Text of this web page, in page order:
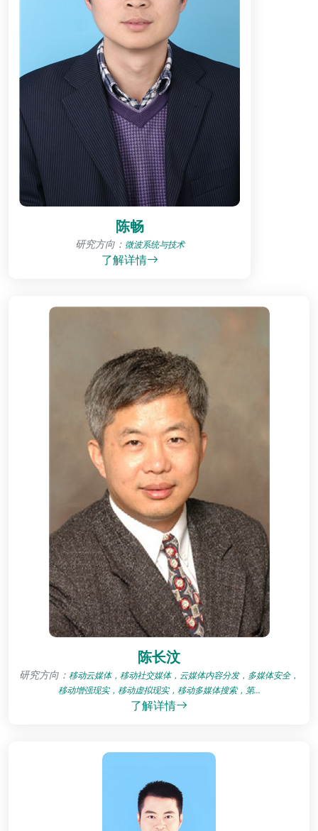
陈畅
研究方向： 微波系统与技术
了解详情
陈长汶
研究方向： 移动云媒体，移动社交媒体，云媒体内容分发，多媒体安全，
移动增强现实，移动虚拟现实，移动多媒体搜索，第...
了解详情